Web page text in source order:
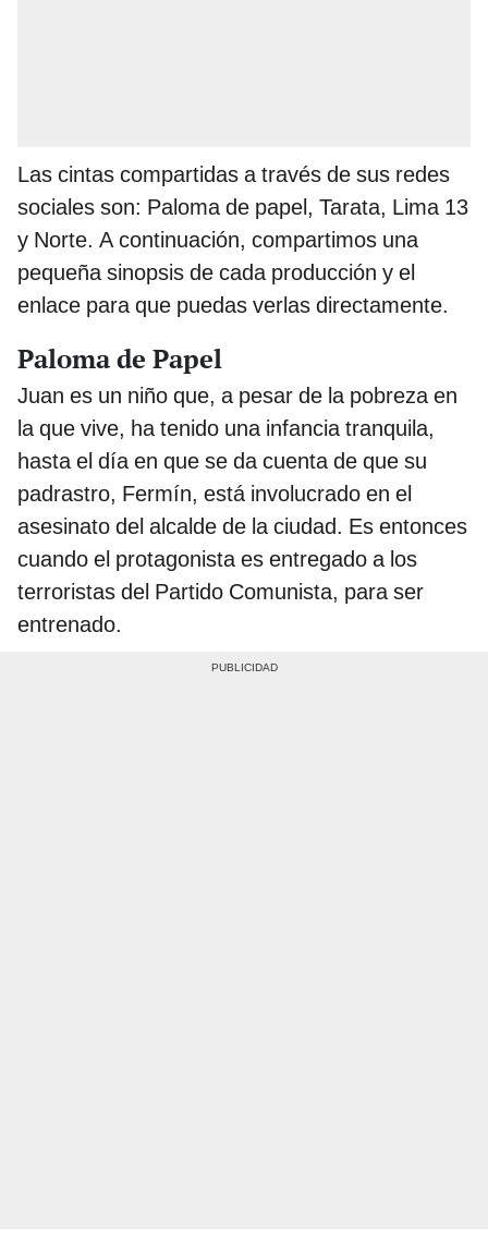
Las cintas compartidas a través de sus redes
sociales son: Paloma de papel, Tarata, Lima 13
y Norte. A continuación, compartimos una
pequeña sinopsis de cada producción y el
enlace para que puedas verlas directamente.
Paloma de Papel
Juan es un niño que, a pesar de la pobreza en
la que vive, ha tenido una infancia tranquila,
hasta el día en que se da cuenta de que su
padrastro, Fermín, está involucrado en el
asesinato del alcalde de la ciudad. Es entonces
cuando el protagonista es entregado a los
terroristas del Partido Comunista, para ser
entrenado.